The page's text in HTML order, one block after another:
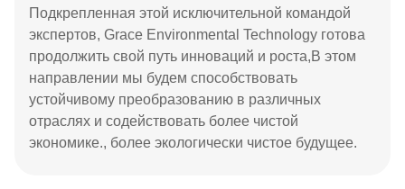
Подкрепленная этой исключительной командой
экспертов, Grace Environmental Technology готова
продолжить свой путь инноваций и роста,В этом
направлении мы будем способствовать
устойчивому преобразованию в различных
отраслях и содействовать более чистой
экономике., более экологически чистое будущее.